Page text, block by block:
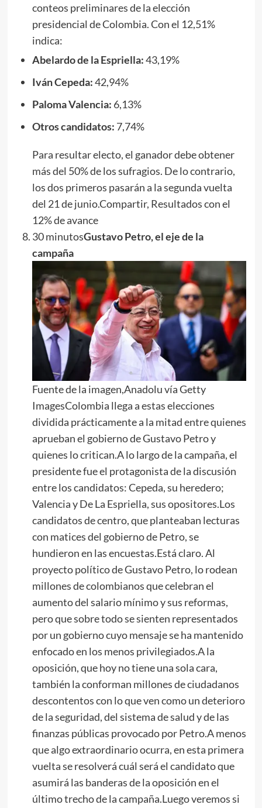
conteos preliminares de la elección
presidencial de Colombia. Con el 12,51%
indica:
Abelardo de la Espriella:43,19%
Iván Cepeda:42,94%
Paloma Valencia: 6,13%
Otros candidatos: 7,74%
Para resultar electo, el ganador debe obtener
más del 50% de los sufragios. De lo contrario,
los dos primeros pasarán a la segunda vuelta
del 21 de junio.Compartir, Resultados con el
12% de avance
30 minutosGustavo Petro, el eje de la
campaña
Fuente de la imagen,Anadolu vía Getty
ImagesColombia llega a estas elecciones
dividida prácticamente a la mitad entre quienes
aprueban el gobierno de Gustavo Petro y
quienes lo critican.A lo largo de la campaña, el
presidente fue el protagonista de la discusión
entre los candidatos: Cepeda, su heredero;
Valencia y De La Espriella, sus opositores.Los
candidatos de centro, que planteaban lecturas
con matices del gobierno de Petro, se
hundieron en las encuestas.Está claro. Al
proyecto político de Gustavo Petro, lo rodean
millones de colombianos que celebran el
aumento del salario mínimo y sus reformas,
pero que sobre todo se sienten representados
por un gobierno cuyo mensaje se ha mantenido
enfocado en los menos privilegiados.A la
oposición, que hoy no tiene una sola cara,
también la conforman millones de ciudadanos
descontentos con lo que ven como un deterioro
de la seguridad, del sistema de salud y de las
finanzas públicas provocado por Petro.A menos
que algo extraordinario ocurra, en esta primera
vuelta se resolverá cuál será el candidato que
asumirá las banderas de la oposición en el
último trecho de la campaña.Luego veremos si